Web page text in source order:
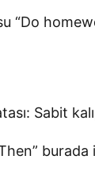
“Do
Sabit
burada